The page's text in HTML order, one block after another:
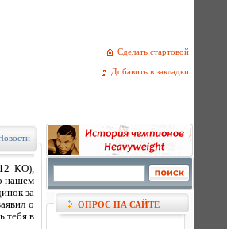
Сделать стартовой
Добавить в закладки
КО),
нашем
за
о
тебя в
ОПРОС НА САЙТЕ